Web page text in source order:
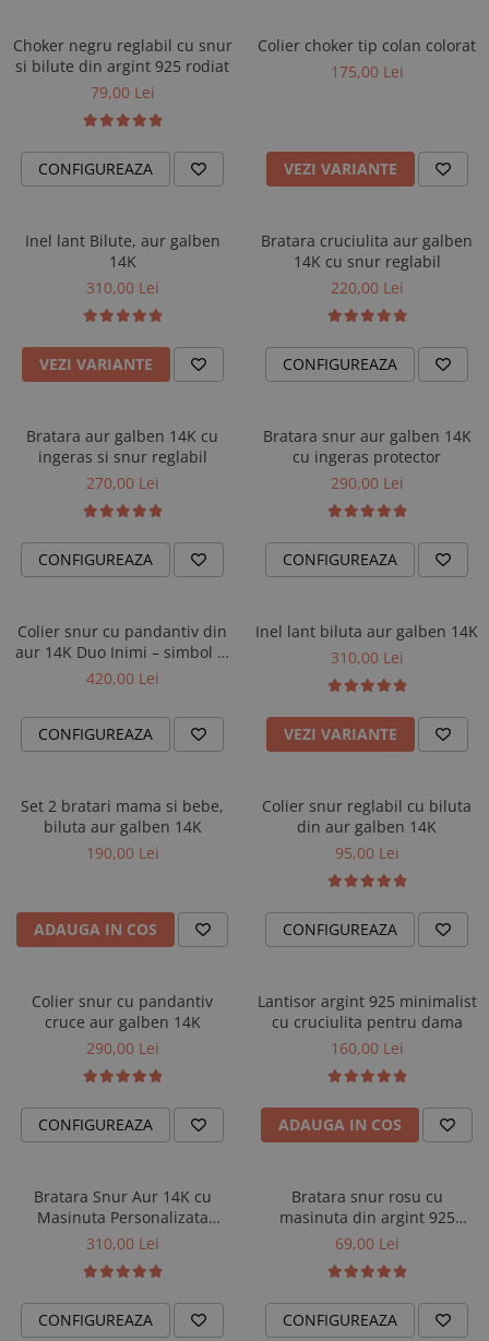
Bratari
Choker negru reglabil cu snur
si bilute din argint 925 rodiat
79,00 Lei
CONFIGUREAZA
Colier choker tip colan colorat
175,00 Lei
VEZI VARIANTE
Inel lant Bilute, aur galben
14K
310,00 Lei
VEZI VARIANTE
Bratara cruciulita aur galben
14K cu snur reglabil
220,00 Lei
CONFIGUREAZA
Bratara aur galben 14K cu
ingeras si snur reglabil
270,00 Lei
CONFIGUREAZA
Bratara snur aur galben 14K
cu ingeras protector
290,00 Lei
CONFIGUREAZA
Colier snur cu pandantiv din
aur 14K Duo Inimi – simbol al
iubirii
420,00 Lei
CONFIGUREAZA
Inel lant biluta aur galben 14K
310,00 Lei
VEZI VARIANTE
Set 2 bratari mama si bebe,
biluta aur galben 14K
190,00 Lei
ADAUGA IN COS
Colier snur reglabil cu biluta
din aur galben 14K
95,00 Lei
CONFIGUREAZA
Colier snur cu pandantiv
cruce aur galben 14K
290,00 Lei
CONFIGUREAZA
Lantisor argint 925 minimalist
cu cruciulita pentru dama
160,00 Lei
ADAUGA IN COS
Bratara Snur Aur 14K cu
Masinuta Personalizata
pentru Baieti
310,00 Lei
CONFIGUREAZA
Bratara snur rosu cu
masinuta din argint 925
rodiat
69,00 Lei
CONFIGUREAZA